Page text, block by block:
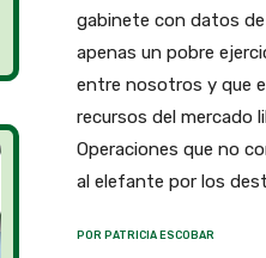
gabinete con datos
apenas un pobre
entre nosotros y que
recursos del mercado
Operaciones que no
al elefante por los
POR PATRICIA ESCOBAR